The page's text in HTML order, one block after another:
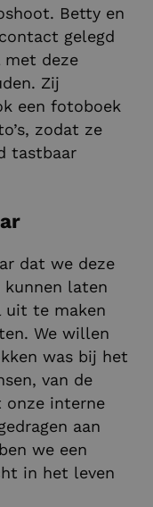
Betty en
gelegd
met deze
Zij
een fotoboek
zodat ze
tastbaar
dat we deze
kunnen laten
uit te maken
We willen
was bij het
van de
onze interne
aan
we een
in het leven